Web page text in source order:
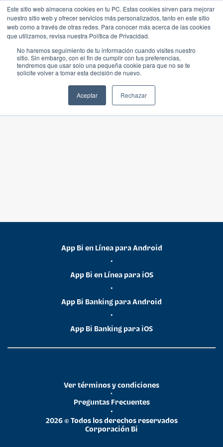
Este sitio web almacena cookies en tu PC. Estas cookies sirven para mejorar
nuestro sitio web y ofrecer servicios más personalizados, tanto en este sitio
web como a través de otras redes. Para conocer más acerca de las cookies
que utilizamos, revisa nuestra Política de Privacidad.
No haremos seguimiento de tu información cuando visites nuestro
sitio. Sin embargo, con el fin de cumplir con tus preferencias,
tendremos que usar solo una pequeña cookie para que no se te
solicite volver a tomar esta decisión de nuevo.
Aceptar Rechazar
App Bi en Línea para Android
•
App Bi en Línea para iOS
•
App Bi Banking para Android
•
App Bi Banking para iOS
2026 © Todos los derechos reservados
Corporación Bi
•
Preguntas Frecuentes
•
Ver términos y condiciones